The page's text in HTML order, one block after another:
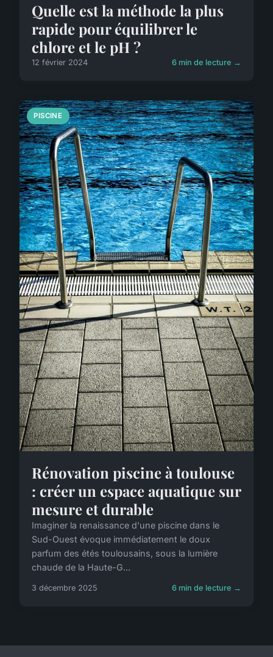
Quelle est la méthode la plus
rapide pour équilibrer le
chlore et le pH ?
12 février 2024 6 min de lecture →
PISCINE
Rénovation piscine à toulouse
: créer un espace aquatique sur
mesure et durable
Imaginer la renaissance d'une piscine dans le
Sud-Ouest évoque immédiatement le doux
parfum des étés toulousains, sous la lumière
chaude de la Haute-G...
3 décembre 2025 6 min de lecture →